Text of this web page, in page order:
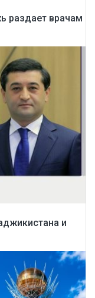
раздает врачам
и